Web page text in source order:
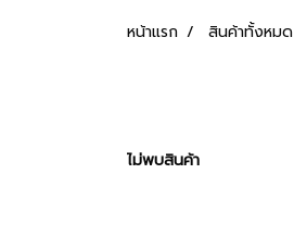
หน้าแรก สินค้าทั้งหมด
ไม่พบสินค้า